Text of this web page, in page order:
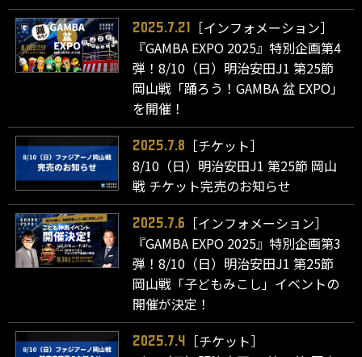
2025.7.21
［インフォメーション］
『GAMBA EXPO 2025』特別企画第4
弾！8/10（日）明治安田J1 第25節
岡山戦「踊ろう！GAMBA 盆 EXPO」
を開催！
2025.7.8
［チケット］
8/10（日）明治安田J1 第25節 岡山
戦 チケット完売のお知らせ
2025.7.6
［インフォメーション］
『GAMBA EXPO 2025』特別企画第3
弾！8/10（日）明治安田J1 第25節
岡山戦「子どもみこし」イベントの
開催が決定！
2025.7.4
［チケット］